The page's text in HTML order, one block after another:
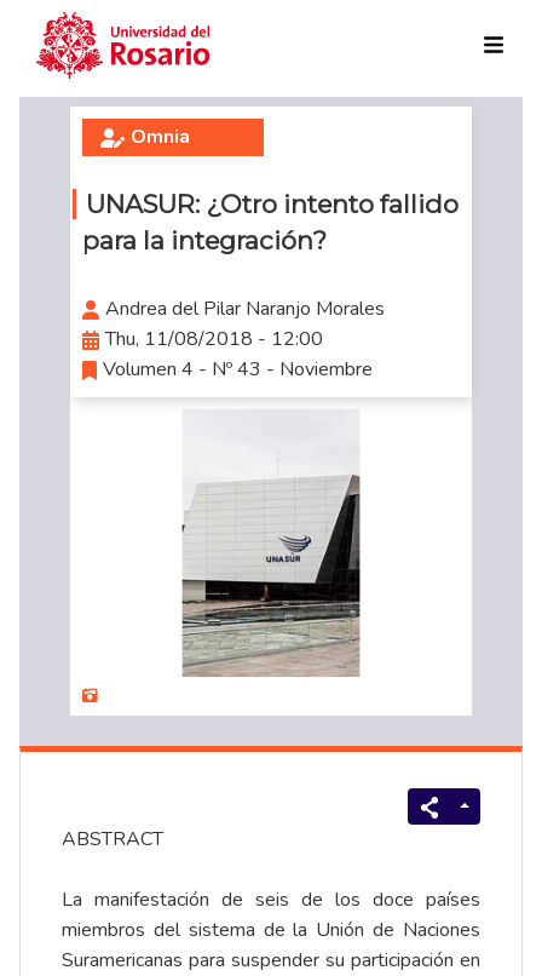
Skip to main content
Omnia
UNASUR: ¿Otro intento fallido
para la integración?
Andrea del Pilar Naranjo Morales
Thu, 11/08/2018 - 12:00
Volumen 4 - Nº 43 - Noviembre
ABSTRACT
La manifestación de seis de los doce países
miembros del sistema de la Unión de Naciones
Suramericanas para suspender su participación en